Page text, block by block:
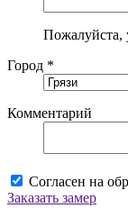
Пожалуйста,
Город *
Комментарий
Согласен на
Заказать замер